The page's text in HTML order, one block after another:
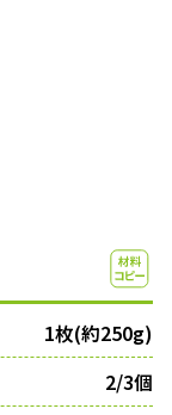
1枚(約250g)
2/3個